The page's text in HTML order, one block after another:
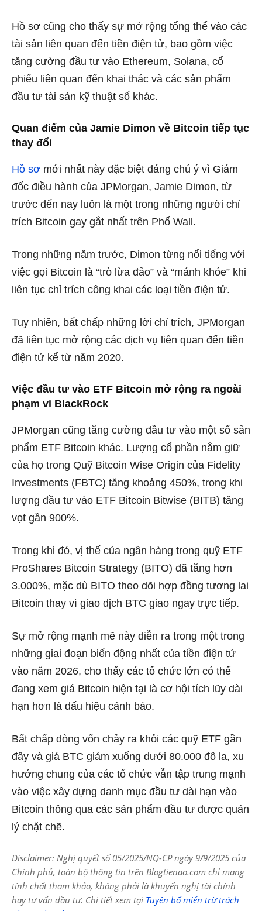
Hồ sơ cũng cho thấy sự mở rộng tổng thể vào các
tài sản liên quan đến tiền điện tử, bao gồm việc
tăng cường đầu tư vào Ethereum, Solana, cổ
phiếu liên quan đến khai thác và các sản phẩm
đầu tư tài sản kỹ thuật số khác.
Quan điểm của Jamie Dimon về Bitcoin tiếp tục
thay đổi
Hồ sơ mới nhất này đặc biệt đáng chú ý vì Giám
đốc điều hành của JPMorgan, Jamie Dimon, từ
trước đến nay luôn là một trong những người chỉ
trích Bitcoin gay gắt nhất trên Phố Wall.
Trong những năm trước, Dimon từng nổi tiếng với
việc gọi Bitcoin là “trò lừa đảo” và “mánh khóe” khi
liên tục chỉ trích công khai các loại tiền điện tử.
Tuy nhiên, bất chấp những lời chỉ trích, JPMorgan
đã liên tục mở rộng các dịch vụ liên quan đến tiền
điện tử kể từ năm 2020.
Việc đầu tư vào ETF Bitcoin mở rộng ra ngoài
phạm vi BlackRock
JPMorgan cũng tăng cường đầu tư vào một số sản
phẩm ETF Bitcoin khác. Lượng cổ phần nắm giữ
của họ trong Quỹ Bitcoin Wise Origin của Fidelity
Investments (FBTC) tăng khoảng 450%, trong khi
lượng đầu tư vào ETF Bitcoin Bitwise (BITB) tăng
vọt gần 900%.
Trong khi đó, vị thế của ngân hàng trong quỹ ETF
ProShares Bitcoin Strategy (BITO) đã tăng hơn
3.000%, mặc dù BITO theo dõi hợp đồng tương lai
Bitcoin thay vì giao dịch BTC giao ngay trực tiếp.
Sự mở rộng mạnh mẽ này diễn ra trong một trong
những giai đoạn biến động nhất của tiền điện tử
vào năm 2026, cho thấy các tổ chức lớn có thể
đang xem giá Bitcoin hiện tại là cơ hội tích lũy dài
hạn hơn là dấu hiệu cảnh báo.
Bất chấp dòng vốn chảy ra khỏi các quỹ ETF gần
đây và giá BTC giảm xuống dưới 80.000 đô la, xu
hướng chung của các tổ chức vẫn tập trung mạnh
vào việc xây dựng danh mục đầu tư dài hạn vào
Bitcoin thông qua các sản phẩm đầu tư được quản
lý chặt chẽ.
Disclaimer: Nghị quyết số 05/2025/NQ-CP ngày 9/9/2025 của
Chính phủ, toàn bộ thông tin trên Blogtienao.com chỉ mang
tính chất tham khảo, không phải là khuyến nghị tài chính
hay tư vấn đầu tư. Chi tiết xem tại Tuyên bố miễn trừ trách